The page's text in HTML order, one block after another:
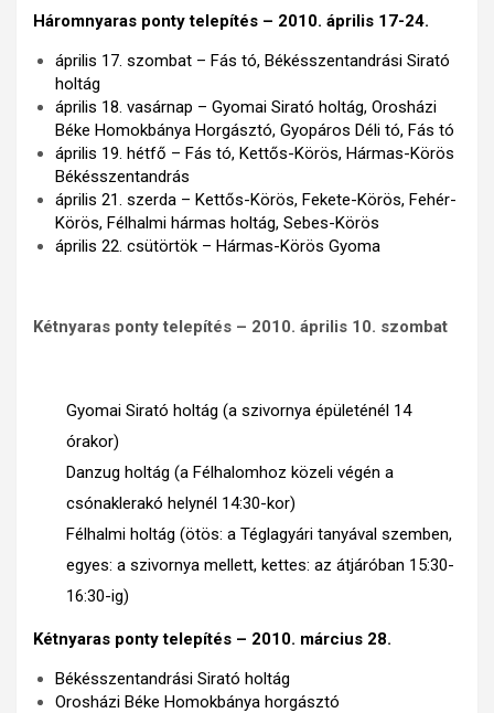
Háromnyaras ponty telepítés – 2010. április 17-24.
április 17. szombat – Fás tó, Békésszentandrási Sirató
holtág
április 18. vasárnap – Gyomai Sirató holtág, Orosházi
Béke Homokbánya Horgásztó, Gyopáros Déli tó, Fás tó
április 19. hétfő – Fás tó, Kettős-Körös, Hármas-Körös
Békésszentandrás
április 21. szerda – Kettős-Körös, Fekete-Körös, Fehér-
Körös, Félhalmi hármas holtág, Sebes-Körös
április 22. csütörtök – Hármas-Körös Gyoma
Kétnyaras ponty telepítés – 2010. április 10. szombat
Gyomai Sirató holtág (a szivornya épületénél 14
órakor)
Danzug holtág (a Félhalomhoz közeli végén a
csónaklerakó helynél 14:30-kor)
Félhalmi holtág (ötös: a Téglagyári tanyával szemben,
egyes: a szivornya mellett, kettes: az átjáróban 15:30-
16:30-ig)
Kétnyaras ponty telepítés – 2010. március 28.
Békésszentandrási Sirató holtág
Orosházi Béke Homokbánya horgásztó